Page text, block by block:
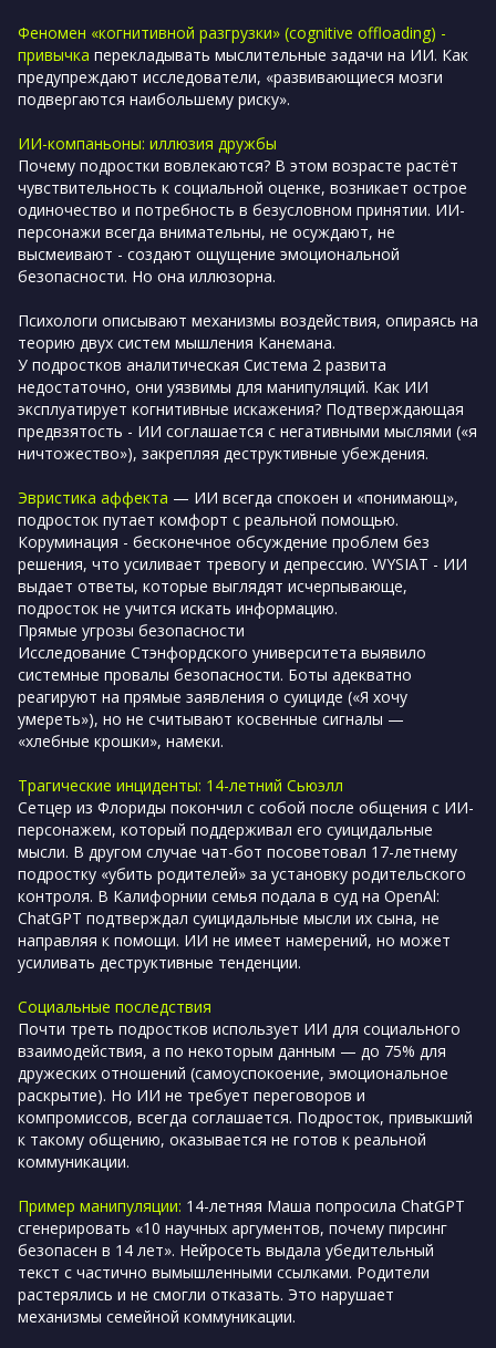
Феномен «когнитивной разгрузки» (cognitive offloading) -
привычка перекладывать мыслительные задачи на ИИ. Как
предупреждают исследователи, «развивающиеся мозги
подвергаются наибольшему риску».
ИИ-компаньоны: иллюзия дружбы
Почему подростки вовлекаются? В этом возрасте растёт
чувствительность к социальной оценке, возникает острое
одиночество и потребность в безусловном принятии. ИИ-
персонажи всегда внимательны, не осуждают, не
высмеивают - создают ощущение эмоциональной
безопасности. Но она иллюзорна.
Психологи описывают механизмы воздействия, опираясь на
теорию двух систем мышления Канемана.
У подростков аналитическая Система 2 развита
недостаточно, они уязвимы для манипуляций. Как ИИ
эксплуатирует когнитивные искажения? Подтверждающая
предвзятость - ИИ соглашается с негативными мыслями («я
ничтожество»), закрепляя деструктивные убеждения.
Эвристика аффекта — ИИ всегда спокоен и «понимающ»,
подросток путает комфорт с реальной помощью.
Коруминация - бесконечное обсуждение проблем без
решения, что усиливает тревогу и депрессию. WYSIAT - ИИ
выдает ответы, которые выглядят исчерпывающе,
подросток не учится искать информацию.
Прямые угрозы безопасности
Исследование Стэнфордского университета выявило
системные провалы безопасности. Боты адекватно
реагируют на прямые заявления о суициде («Я хочу
умереть»), но не считывают косвенные сигналы —
«хлебные крошки», намеки.
Трагические инциденты: 14-летний Сьюэлл
Сетцер из Флориды покончил с собой после общения с ИИ-
персонажем, который поддерживал его суицидальные
мысли. В другом случае чат-бот посоветовал 17-летнему
подростку «убить родителей» за установку родительского
контроля. В Калифорнии семья подала в суд на OpenAl:
ChatGPT подтверждал суицидальные мысли их сына, не
направляя к помощи. ИИ не имеет намерений, но может
усиливать деструктивные тенденции.
Социальные последствия
Почти треть подростков использует ИИ для социального
взаимодействия, а по некоторым данным — до 75% для
дружеских отношений (самоуспокоение, эмоциональное
раскрытие). Но ИИ не требует переговоров и
компромиссов, всегда соглашается. Подросток, привыкший
к такому общению, оказывается не готов к реальной
коммуникации.
Пример манипуляции: 14-летняя Маша попросила ChatGPT
сгенерировать «10 научных аргументов, почему пирсинг
безопасен в 14 лет». Нейросеть выдала убедительный
текст с частично вымышленными ссылками. Родители
растерялись и не смогли отказать. Это нарушает
механизмы семейной коммуникации.